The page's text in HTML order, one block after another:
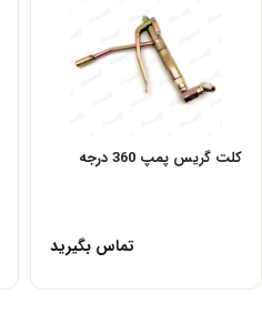
کلت گریس پمپ 360 درجه
تماس بگیرید